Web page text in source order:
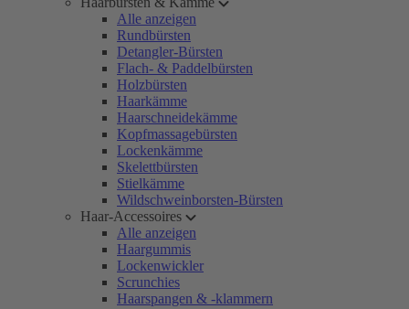
Alle anzeigen
Rundbürsten
Detangler-Bürsten
Flach- & Paddelbürsten
Holzbürsten
Haarkämme
Haarschneidekämme
Kopfmassagebürsten
Lockenkämme
Skelettbürsten
Stielkämme
Wildschweinborsten-Bürsten
Haar-Accessoires
Alle anzeigen
Haargummis
Lockenwickler
Scrunchies
Haarspangen & -klammern